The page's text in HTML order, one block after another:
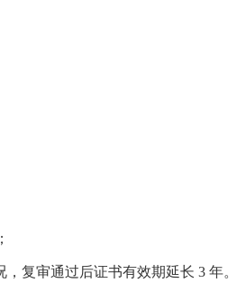
复审通过后证书有效期延长 3 年。